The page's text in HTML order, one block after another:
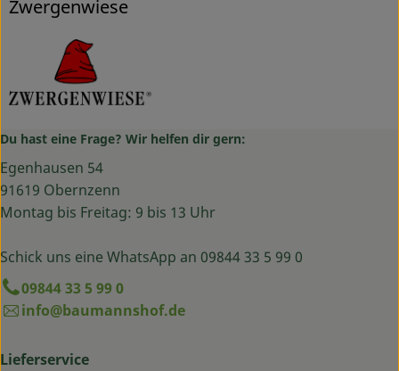
Zwergenwiese
Du hast eine Frage? Wir helfen dir gern:
Egenhausen 54
91619 Obernzenn
Montag bis Freitag: 9 bis 13 Uhr
Schick uns eine WhatsApp an 09844 33 5 99 0
09844 33 5 99 0
info@baumannshof.de
Lieferservice